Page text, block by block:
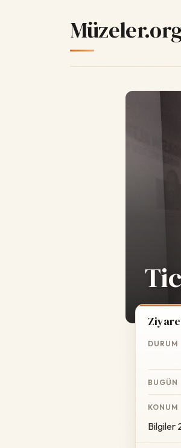
DURUM
BUGÜN
KONUM
Bilgiler